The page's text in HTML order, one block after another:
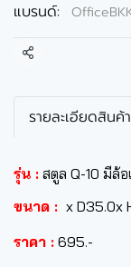
แบรนด์:
แชร์
รายละเอียดสินค้า
รุ่น : สตูล Q-10 มีล้อ
ขนาด : x D35.0x
ราคา : 695.-